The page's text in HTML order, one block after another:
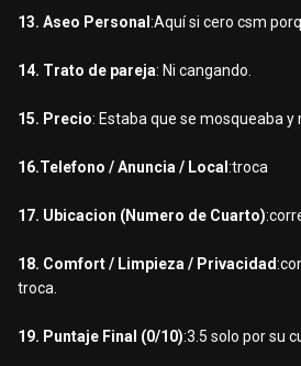
13. Aseo Personal :Aquí si cero csm
14. Trato de pareja: Ni cangando.
15. Precio: Estaba que se mosqueaba y
16.Telefono / Anuncia / Local :troca
17. Ubicacion (Numero de Cuarto)
18. Comfort / Limpieza / Privacidad
troca.
19. Puntaje Final (0/10):3.5 solo por su